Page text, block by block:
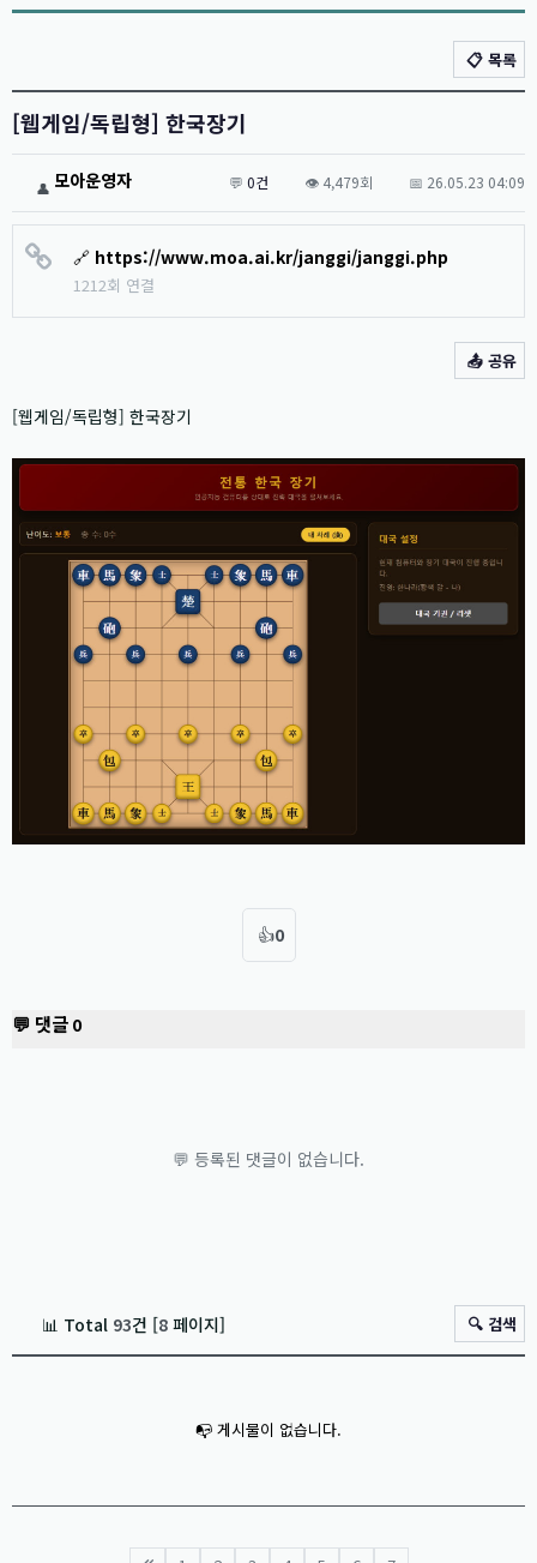
📋 목록
[웹게임/독립형] 한국장기
👤 모아운영자 💬 0건 👁️ 4,479회 📅 26.05.23 04:09
🔗 https://www.moa.ai.kr/janggi/janggi.php
1212회 연결
📤 공유
[웹게임/독립형] 한국장기
👍0
💬 댓글 0
💬 등록된 댓글이 없습니다.
📊 Total 93건 [8 페이지] 🔍 검색
📭 게시물이 없습니다.